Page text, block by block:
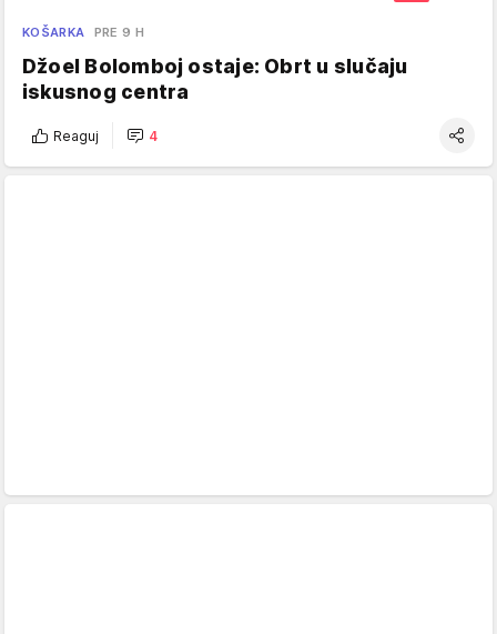
KOŠARKA PRE 9 H
Džoel Bolomboj ostaje: Obrt u slučaju
iskusnog centra
Reaguj 4